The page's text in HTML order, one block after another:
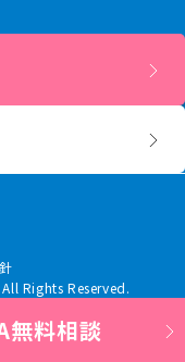
Rights Reserved.
無料相談